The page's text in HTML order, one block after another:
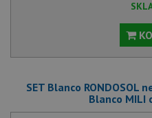
SET Blanco RONDOSOL
Blanco MILI